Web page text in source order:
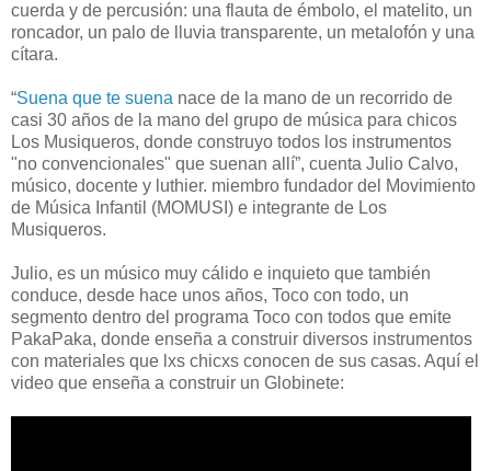
cuerda y de percusión: una flauta de émbolo, el matelito, un
roncador, un palo de lluvia transparente, un metalofón y una
cítara.
“Suena que te suena nace de la mano de un recorrido de
casi 30 años de la mano del grupo de música para chicos
Los Musiqueros, donde construyo todos los instrumentos
"no convencionales" que suenan allí”, cuenta Julio Calvo,
músico, docente y luthier. miembro fundador del Movimiento
de Música Infantil (MOMUSI) e integrante de Los
Musiqueros.
Julio, es un músico muy cálido e inquieto que también
conduce, desde hace unos años, Toco con todo, un
segmento dentro del programa Toco con todos que emite
PakaPaka, donde enseña a construir diversos instrumentos
con materiales que lxs chicxs conocen de sus casas. Aquí el
video que enseña a construir un Globinete: